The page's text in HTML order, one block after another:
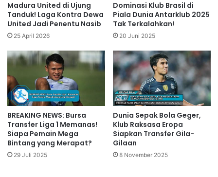
Madura United di Ujung
Tanduk! Laga Kontra Dewa
United Jadi Penentu Nasib
25 April 2026
Dominasi Klub Brasil di
Piala Dunia Antarklub 2025
Tak Terkalahkan!
20 Juni 2025
BREAKING NEWS: Bursa
Transfer Liga 1 Memanas!
Siapa Pemain Mega
Bintang yang Merapat?
29 Juli 2025
Dunia Sepak Bola Geger,
Klub Raksasa Eropa
Siapkan Transfer Gila-
Gilaan
8 November 2025